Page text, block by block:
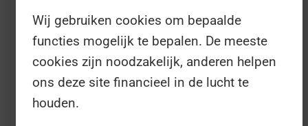
sterven hier jaarlijks aan. En da's toch vrij
heftig.
DeGlobal Alliance For Rabies Controlheeft
daarom de Internationale Dag tegen
Wij gebruiken cookies om bepaalde
functies mogelijk te bepalen. De meeste
cookies zijn noodzakelijk, anderen helpen
ons deze site financieel in de lucht te
houden.